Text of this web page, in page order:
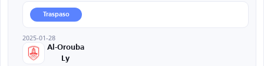
Traspaso
2025-01-28
Al-Orouba
Ly